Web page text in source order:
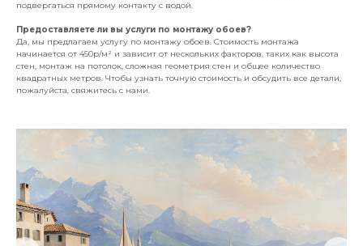
подвергаться прямому контакту с водой.
Предоставляете ли вы услуги по монтажу обоев?
Да, мы предлагаем услугу по монтажу обоев. Стоимость монтажа
начинается от 450р/м² и зависит от нескольких факторов, таких как высота
стен, монтаж на потолок, сложная геометрия стен и общее количество
квадратных метров. Чтобы узнать точную стоимость и обсудить все детали,
пожалуйста, свяжитесь с нами.